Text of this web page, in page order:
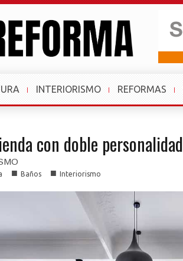
INTERIORISMO REFORMAS
con doble personalidad
■ Baños ■ Interiorismo